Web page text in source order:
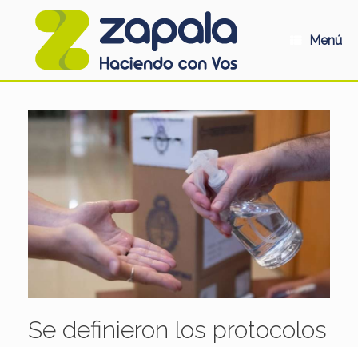
Menú
Se definieron los protocolos